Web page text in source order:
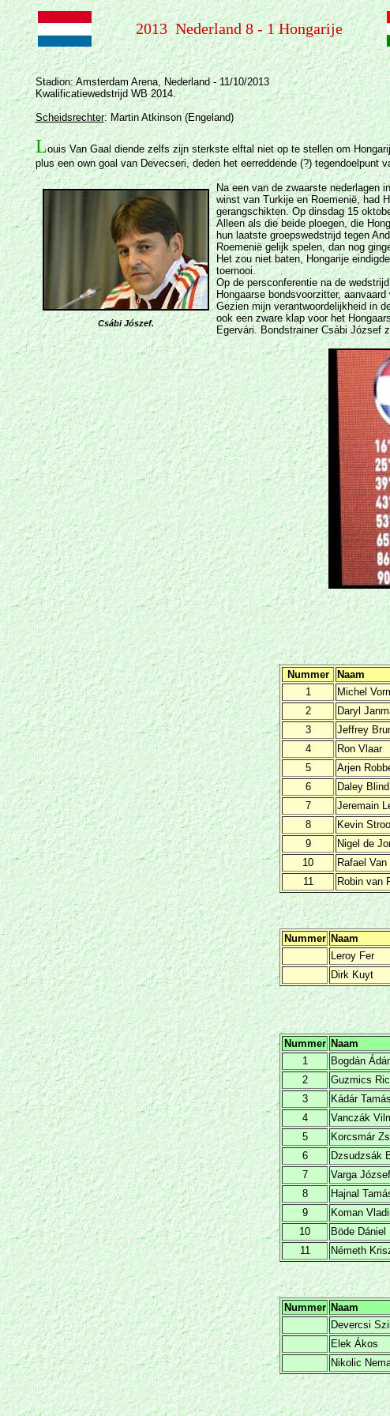
2013 Nederland 8 - 1 Hongarije
Stadion: Amsterdam Arena, Nederland - 11/10/2013
Kwalificatiewedstrijd WB 2014.
Scheidsrechter:Martin Atkinson (Engeland)
Louis Van Gaal diende zelfs zijn sterkste elftal niet op te stellen om
plus een own goal van Devecseri, deden het eerreddende (?)
Csábi Jószef.
Na een van de zwaarste nederlagen
winst van Turkije en Roemenië, had
gerangschikten. Op dinsdag 15
Alleen als die beide ploegen, die
hun laatste groepswedstrijd tegen
Roemenië gelijk spelen, dan nog
Het zou niet baten, Hongarije
toernooi.
Op de persconferentie na de
Hongaarse bondsvoorzitter,
Gezien mijn verantwoordelijkheid in
ook een zware klap voor het
Egervári. Bondstrainer Csábi József
Nummer Naam
1
Michel
2
Daryl
3
Jeffrey
4
Ron Vlaar
5
Arjen
6
Daley Blind
7
Jeremain
8
Kevin
9
Nigel de
10
Rafael
11
Robin van
Nummer Naam
Leroy Fer
Dirk Kuyt
Nummer Naam
1
Bogdán
2
Guzmics
3
Kádár Tamás
4
Vanczák
5
Korcsmár
6
Dzsudzsák
7
Varga József
8
Hajnal
9
Koman
10
Böde Dániel
11
Németh
Nummer Naam
Devercsi
Elek Ákos
Nikolic